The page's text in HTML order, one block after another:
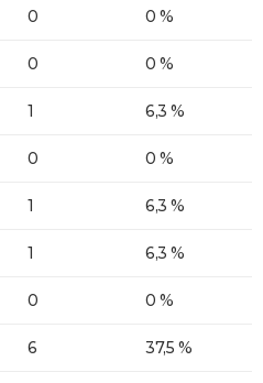
0 0 %
0 0 %
1 6,3 %
0 0 %
1 6,3 %
1 6,3 %
0 0 %
6 37,5 %